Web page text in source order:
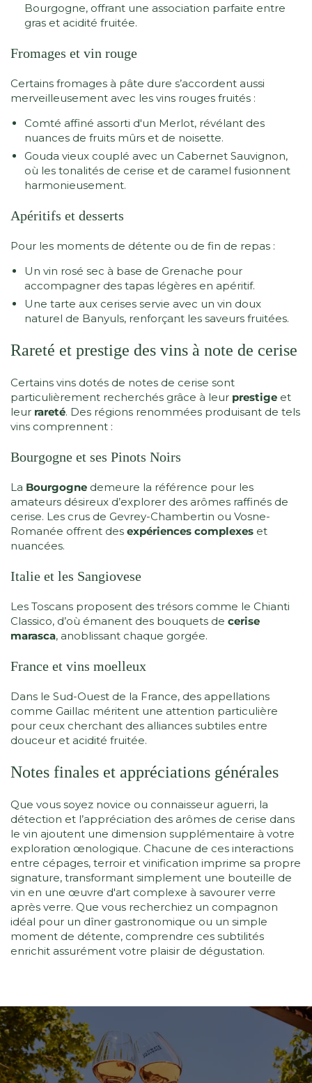
Bourgogne, offrant une association parfaite entre
gras et acidité fruitée.
Fromages et vin rouge
Certains fromages à pâte dure s’accordent aussi
merveilleusement avec les vins rouges fruités :
Comté affiné assorti d'un Merlot, révélant des
nuances de fruits mûrs et de noisette.
Gouda vieux couplé avec un Cabernet Sauvignon,
où les tonalités de cerise et de caramel fusionnent
harmonieusement.
Apéritifs et desserts
Pour les moments de détente ou de fin de repas :
Un vin rosé sec à base de Grenache pour
accompagner des tapas légères en apéritif.
Une tarte aux cerises servie avec un vin doux
naturel de Banyuls, renforçant les saveurs fruitées.
Rareté et prestige des vins à note de cerise
Certains vins dotés de notes de cerise sont
particulièrement recherchés grâce à leur prestige et
leur rareté. Des régions renommées produisant de tels
vins comprennent :
Bourgogne et ses Pinots Noirs
La Bourgogne demeure la référence pour les
amateurs désireux d’explorer des arômes raffinés de
cerise. Les crus de Gevrey-Chambertin ou Vosne-
Romanée offrent des expériences complexes et
nuancées.
Italie et les Sangiovese
Les Toscans proposent des trésors comme le Chianti
Classico, d’où émanent des bouquets de cerise
marasca, anoblissant chaque gorgée.
France et vins moelleux
Dans le Sud-Ouest de la France, des appellations
comme Gaillac méritent une attention particulière
pour ceux cherchant des alliances subtiles entre
douceur et acidité fruitée.
Notes finales et appréciations générales
Que vous soyez novice ou connaisseur aguerri, la
détection et l’appréciation des arômes de cerise dans
le vin ajoutent une dimension supplémentaire à votre
exploration œnologique. Chacune de ces interactions
entre cépages, terroir et vinification imprime sa propre
signature, transformant simplement une bouteille de
vin en une œuvre d'art complexe à savourer verre
après verre. Que vous recherchiez un compagnon
idéal pour un dîner gastronomique ou un simple
moment de détente, comprendre ces subtilités
enrichit assurément votre plaisir de dégustation.